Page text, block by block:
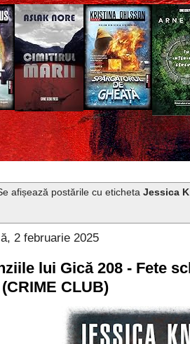
afișează postările cu eticheta Jessica
2 februarie 2025
lui Gică 208 - Fete
CLUB)